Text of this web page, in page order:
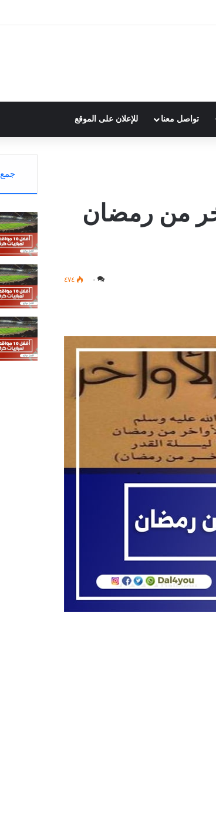
تواصل معنا للإعلان على الموقع
من رمضان
٠ ٤٧٤
جمع